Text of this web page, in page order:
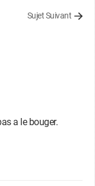
Sujet Suivant
a le bouger.